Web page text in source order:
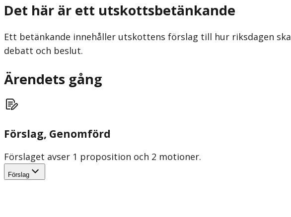
Det här är ett utskottsbetänkande
Ett betänkande innehåller utskottens förslag till hur riksdagen
debatt och beslut.
Ärendets gång
Förslag, Genomförd
Förslaget avser 1 proposition och 2 motioner.
Förslag